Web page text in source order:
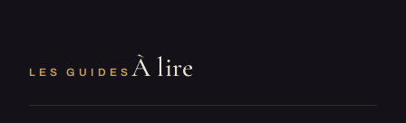
LES GUIDES À lire